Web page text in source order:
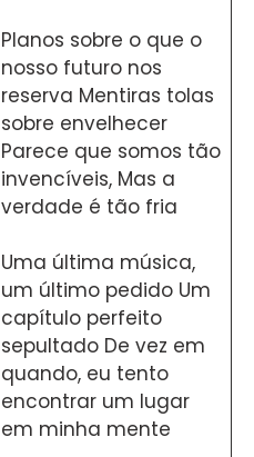
Planos sobre o que o
nosso futuro nos
reserva Mentiras tolas
sobre envelhecer
Parece que somos tão
invencíveis, Mas a
verdade é tão fria
Uma última música,
um último pedido Um
capítulo perfeito
sepultado De vez em
quando, eu tento
encontrar um lugar
em minha mente